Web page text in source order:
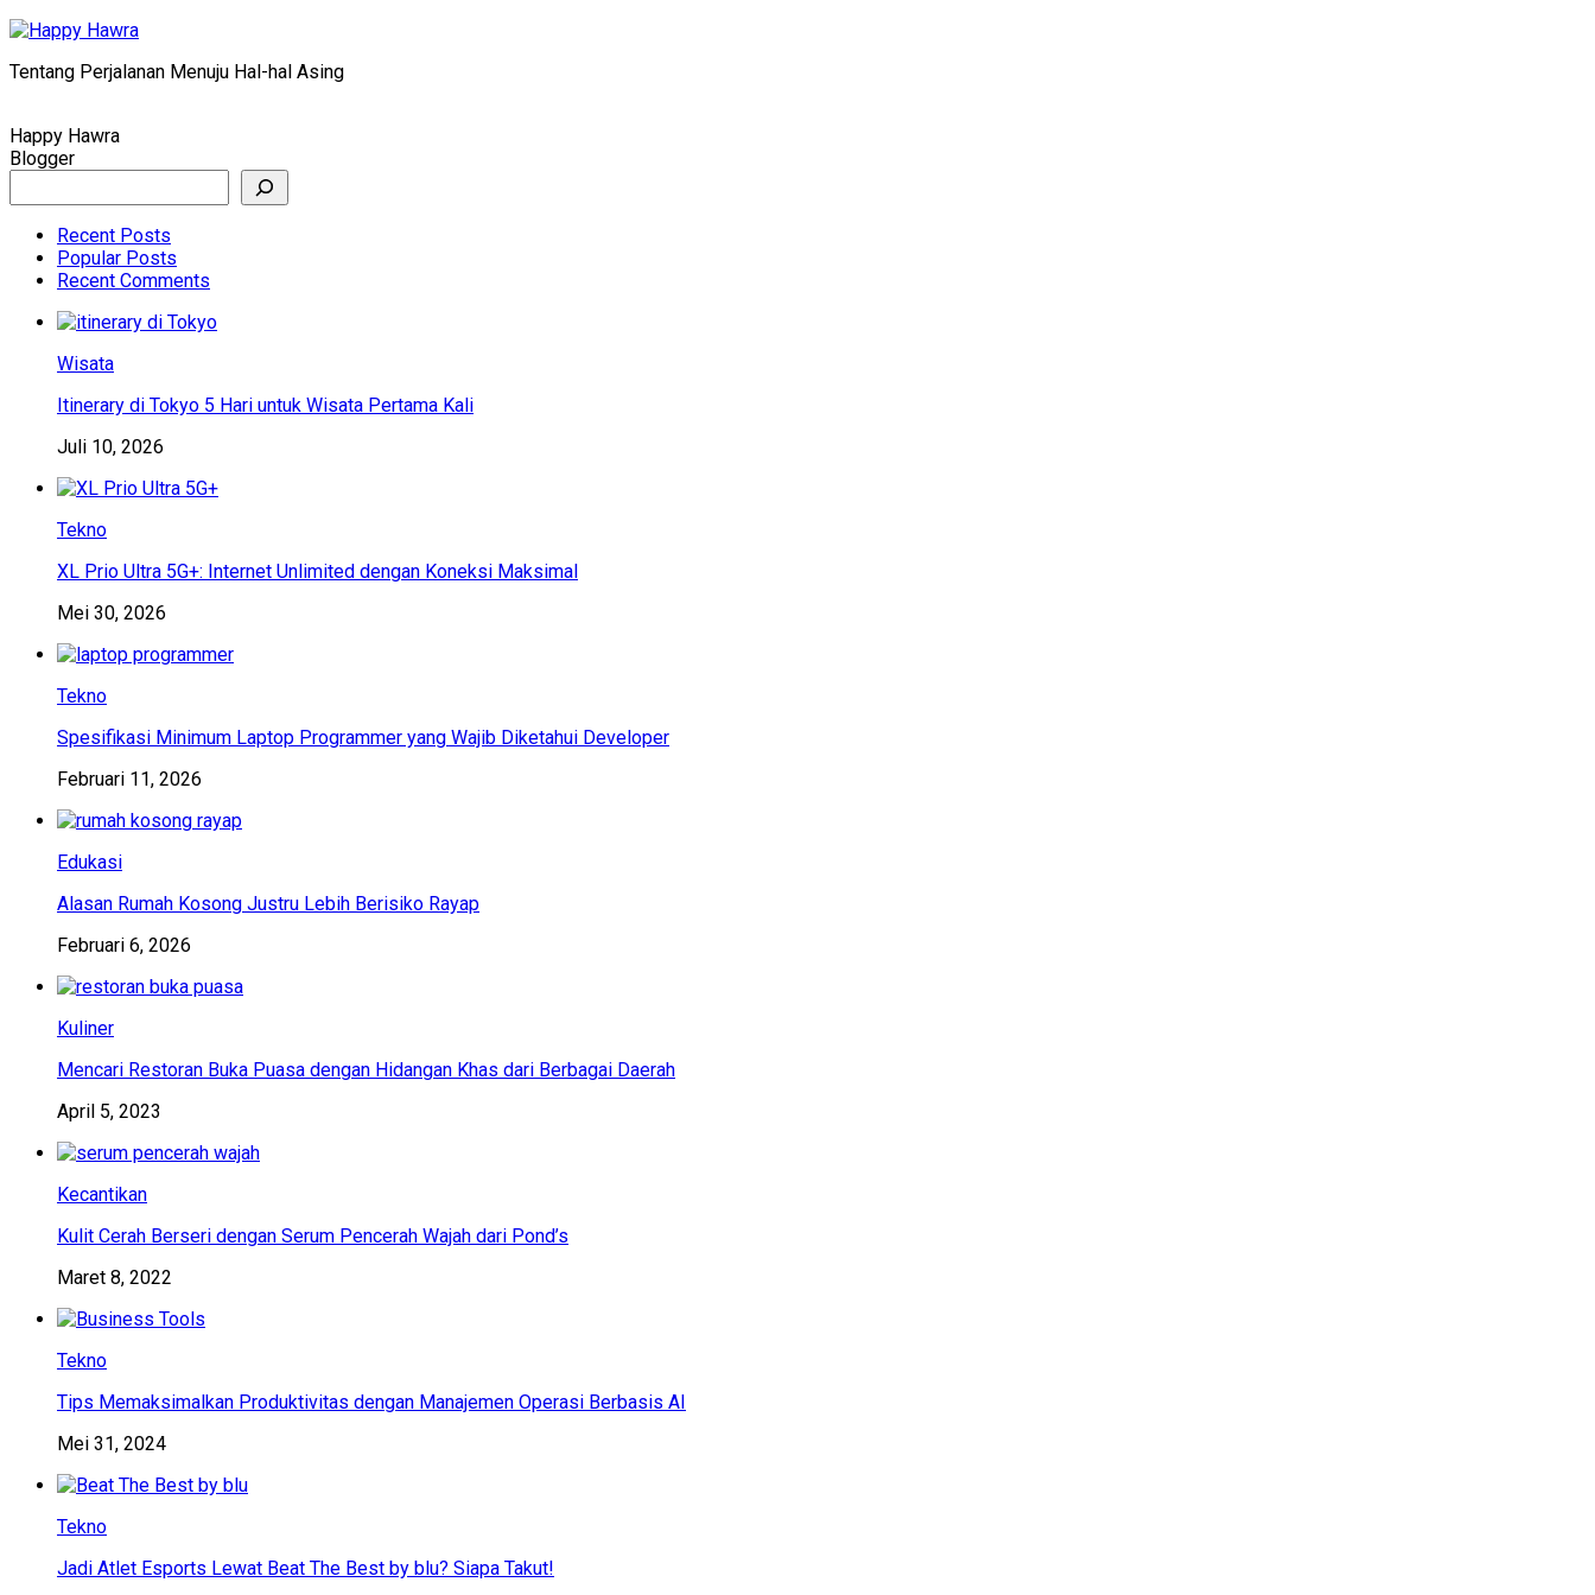
Skip
content
Tentang Perjalanan Menuju Hal-hal Asing
Happy Hawra
Blogger
Recent Posts
Popular Posts
Recent Comments
Wisata
Itinerary di Tokyo 5 Hari untuk Wisata Pertama Kali
Juli 10, 2026
Tekno
XL Prio Ultra 5G+: Internet Unlimited dengan Koneksi Maksimal
Mei 30, 2026
Tekno
Spesifikasi Minimum Laptop Programmer yang Wajib Diketahui Developer
Februari 11, 2026
Edukasi
Alasan Rumah Kosong Justru Lebih Berisiko Rayap
Februari 6, 2026
Kuliner
Mencari Restoran Buka Puasa dengan Hidangan Khas dari Berbagai Daerah
April 5, 2023
Kecantikan
Kulit Cerah Berseri dengan Serum Pencerah Wajah dari Pond’s
Maret 8, 2022
Tekno
Tips Memaksimalkan Produktivitas dengan Manajemen Operasi Berbasis AI
Mei 31, 2024
Tekno
Jadi Atlet Esports Lewat Beat The Best by blu? Siapa Takut!